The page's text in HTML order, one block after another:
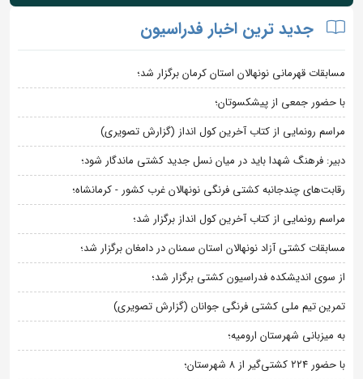
جدید ترین اخبار فدراسیون
مسابقات قهرمانی نونهالان استان کرمان برگزار شد؛
با حضور جمعی از پیشکسوتان؛
مراسم رونمایی از کتاب آخرین کول انداز (گزارش تصویری)
دبیر: فرهنگ شهدا باید در میان نسل جدید کشتی ماندگار شود؛
رقابت‌های چندجانبه کشتی فرنگی نونهالان غرب کشور - کرمانشاه؛
مراسم رونمایی از کتاب آخرین کول انداز برگزار شد؛
مسابقات کشتی آزاد نونهالان استان سمنان در دامغان برگزار شد؛
از سوی اندیشکده فدراسیون کشتی برگزار شد؛
تمرین تیم ملی کشتی فرنگی جوانان (گزارش تصویری)
به میزبانی شهرستان ارومیه؛
با حضور ۲۲۴ کشتی‌گیر از ۸ شهرستان؛